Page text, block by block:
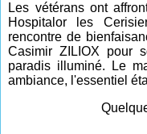
Les vétérans ont
Hospitalor les
rencontre de
Casimir ZILIOX pour
paradis illuminé. Le
ambiance, l'essentiel